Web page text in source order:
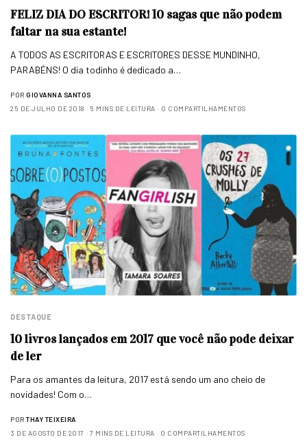
FELIZ DIA DO ESCRITOR! 10 sagas que não podem
faltar na sua estante!
A TODOS AS ESCRITORAS E ESCRITORES DESSE MUNDINHO,
PARABÉNS! O dia todinho é dedicado a…
POR GIOVANNA SANTOS
25 DE JULHO DE 2018
5 MINS DE LEITURA 0 COMPARTILHAMENTOS
DESTAQUE
10 livros lançados em 2017 que você não pode deixar
de ler
Para os amantes da leitura, 2017 está sendo um ano cheio de
novidades! Com o…
POR THAY TEIXEIRA
3 DE AGOSTO DE 2017
7 MINS DE LEITURA 0 COMPARTILHAMENTOS